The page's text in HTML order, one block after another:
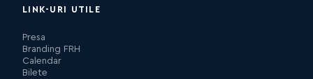
LINK-URI UTILE
Presa
Branding FRH
Calendar
Bilete